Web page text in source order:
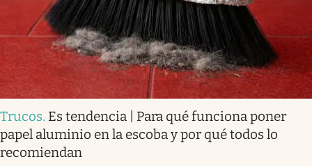
Trucos. Es tendencia | Para qué funciona poner
papel aluminio en la escoba y por qué todos lo
recomiendan